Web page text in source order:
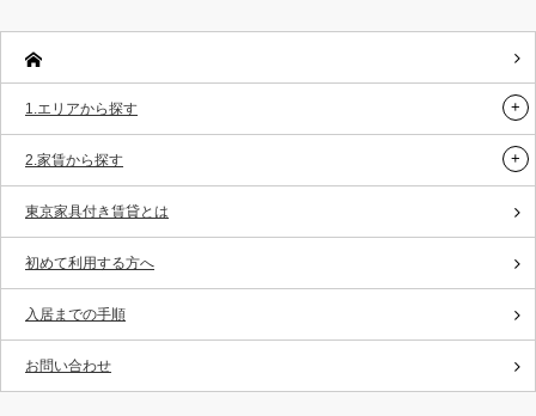
1.エリアから探す
2.家賃から探す
東京家具付き賃貸とは
初めて利用する方へ
入居までの手順
お問い合わせ